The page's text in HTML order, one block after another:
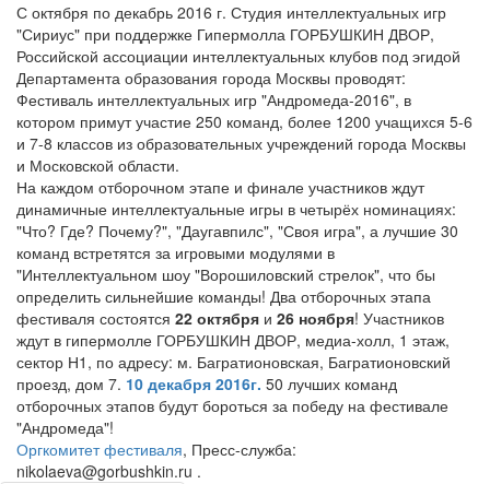
С октября по декабрь 2016 г. Студия интеллектуальных игр
"Сириус" при поддержке Гипермолла ГОРБУШКИН ДВОР,
Российской ассоциации интеллектуальных клубов под эгидой
Департамента образования города Москвы проводят:
Фестиваль интеллектуальных игр "Андромеда-2016", в
котором примут участие 250 команд, более 1200 учащихся 5-6
и 7-8 классов из образовательных учреждений города Москвы
и Московской области.
На каждом отборочном этапе и финале участников ждут
динамичные интеллектуальные игры в четырёх номинациях:
"Что? Где? Почему?", "Даугавпилс", "Своя игра", а лучшие 30
команд встретятся за игровыми модулями в
"Интеллектуальном шоу "Ворошиловский стрелок", что бы
определить сильнейшие команды! Два отборочных этапа
фестиваля состоятся 22 октября и 26 ноября! Участников
ждут в гипермолле ГОРБУШКИН ДВОР, медиа-холл, 1 этаж,
сектор Н1, по адресу: м. Багратионовская, Багратионовский
проезд, дом 7. 10 декабря 2016г. 50 лучших команд
отборочных этапов будут бороться за победу на фестивале
"Андромеда"!
Оргкомитет фестиваля, Пресс-служба:
nikolaeva@gorbushkin.ru .